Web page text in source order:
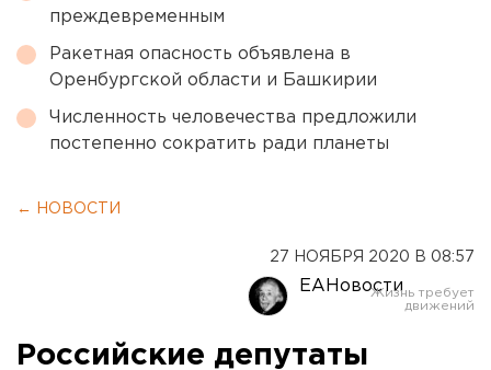
преждевременным
Ракетная опасность объявлена в
Оренбургской области и Башкирии
Численность человечества предложили
постепенно сократить ради планеты
← НОВОСТИ
27 НОЯБРЯ 2020 В 08:57
ЕАНовости
Российские депутаты